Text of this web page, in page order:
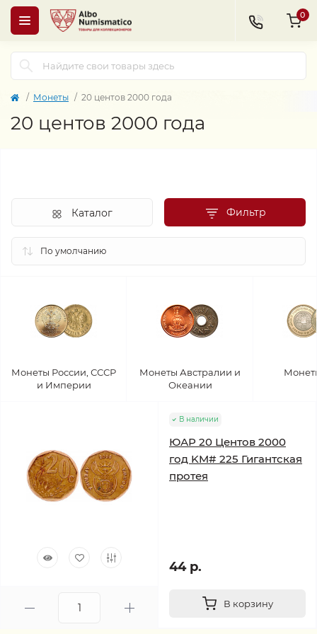
0
Монеты 20 центов 2000 года
20 центов 2000 года
Фильтр
Каталог
Монеты России, СССР
и Империи
Монеты Австралии и
Океании
В наличии
ЮАР 20 Центов 2000
год KM# 225 Гигантская
протея
44 р.
В корзину